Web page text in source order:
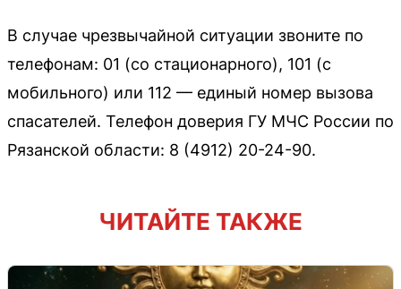
В случае чрезвычайной ситуации звоните по
телефонам: 01 (со стационарного), 101 (с
мобильного) или 112 — единый номер вызова
спасателей. Телефон доверия ГУ МЧС России по
Рязанской области: 8 (4912) 20-24-90.
ЧИТАЙТЕ ТАКЖЕ